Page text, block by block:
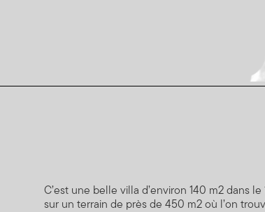
C’est une belle villa d’environ 140 m2 dans
sur un terrain de près de 450 m2 où l’on